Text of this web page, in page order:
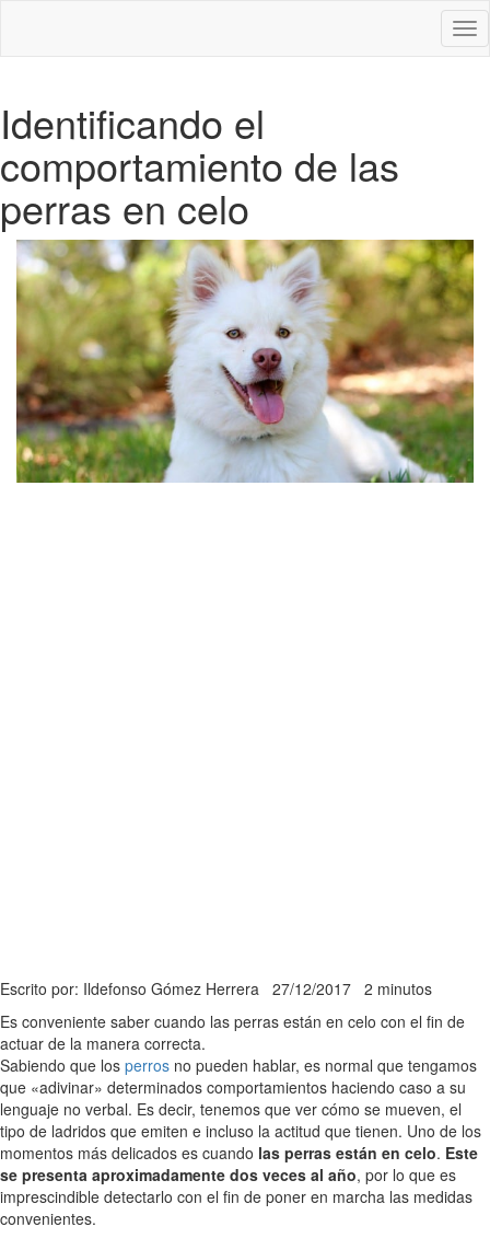
Identificando el
comportamiento de las
perras en celo
Escrito por: Ildefonso Gómez Herrera 27/12/2017 2 minutos
Es conveniente saber cuando las perras están en celo con el fin de
actuar de la manera correcta.
Sabiendo que los perros no pueden hablar, es normal que tengamos
que «adivinar» determinados comportamientos haciendo caso a su
lenguaje no verbal. Es decir, tenemos que ver cómo se mueven, el
tipo de ladridos que emiten e incluso la actitud que tienen. Uno de los
momentos más delicados es cuando las perras están en celo. Este
se presenta aproximadamente dos veces al año, por lo que es
imprescindible detectarlo con el fin de poner en marcha las medidas
convenientes.